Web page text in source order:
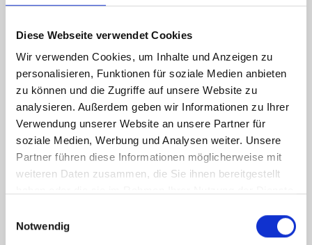
Diese Webseite verwendet Cookies
Wir verwenden Cookies, um Inhalte und Anzeigen zu
personalisieren, Funktionen für soziale Medien anbieten
zu können und die Zugriffe auf unsere Website zu
analysieren. Außerdem geben wir Informationen zu Ihrer
Verwendung unserer Website an unsere Partner für
soziale Medien, Werbung und Analysen weiter. Unsere
Partner führen diese Informationen möglicherweise mit
weiteren Daten zusammen, die Sie ihnen bereitgestellt
Notwendig